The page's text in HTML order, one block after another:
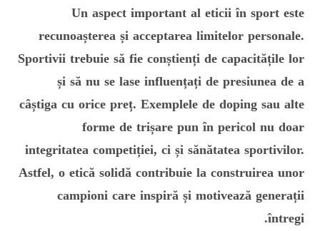
Un aspect important al eticii în sport este
recunoașterea și acceptarea limitelor personale.
Sportivii trebuie să fie conștienți de capacitățile lor
și să nu se lase influențați de presiunea de a
câștiga cu orice preț. Exemplele de doping sau alte
forme de trișare pun în pericol nu doar
integritatea competiției, ci și sănătatea sportivilor.
Astfel, o etică solidă contribuie la construirea unor
campioni care inspiră și motivează generații
întregi.